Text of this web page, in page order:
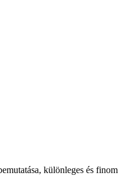
különleges és finom